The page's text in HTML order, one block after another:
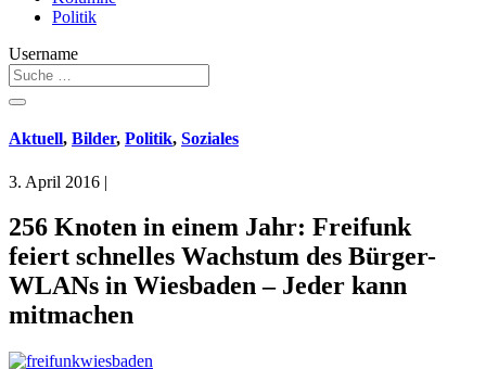
Politik
Username
Aktuell, Bilder, Politik, Soziales
3. April 2016 |
256 Knoten in einem Jahr: Freifunk
feiert schnelles Wachstum des Bürger-
WLANs in Wiesbaden – Jeder kann
mitmachen